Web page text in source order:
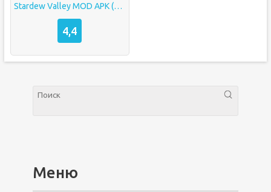
Stardew Valley MOD APK (Неограниченная выносливость, деньги, бесплатный крафт)
4,4
Меню